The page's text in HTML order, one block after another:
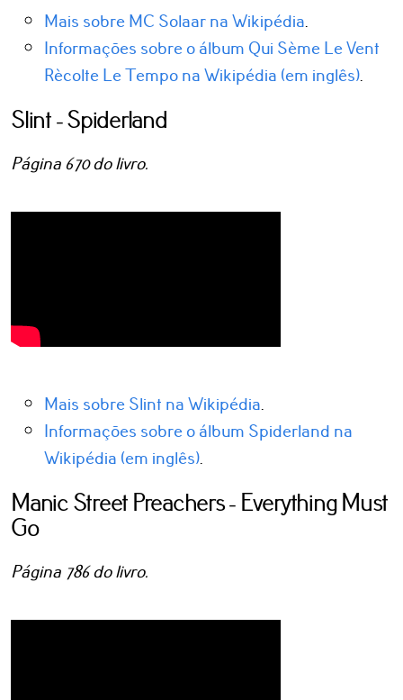
Mais sobre MC Solaar na Wikipédia
Informações sobre o álbum Qui Sème Le Vent
Rècolte Le Tempo na Wikipédia (em inglês)
Slint - Spiderland
Página 670 do livro.
Mais sobre Slint na Wikipédia
Informações sobre o álbum Spiderland na
Wikipédia (em inglês)
Manic Street Preachers - Everything Must
Go
Página 786 do livro.